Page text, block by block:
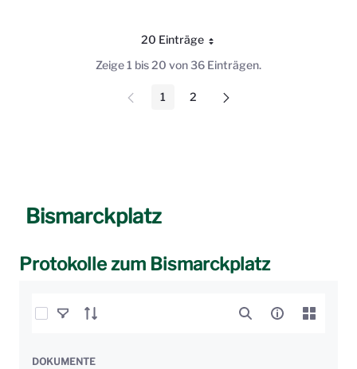
20 Einträge
Pro Seite
Zeige 1 bis 20 von 36 Einträgen.
Seite
1 Seite
2
Bismarckplatz
Protokolle zum Bismarckplatz
Elemente auswählen
DOKUMENTE